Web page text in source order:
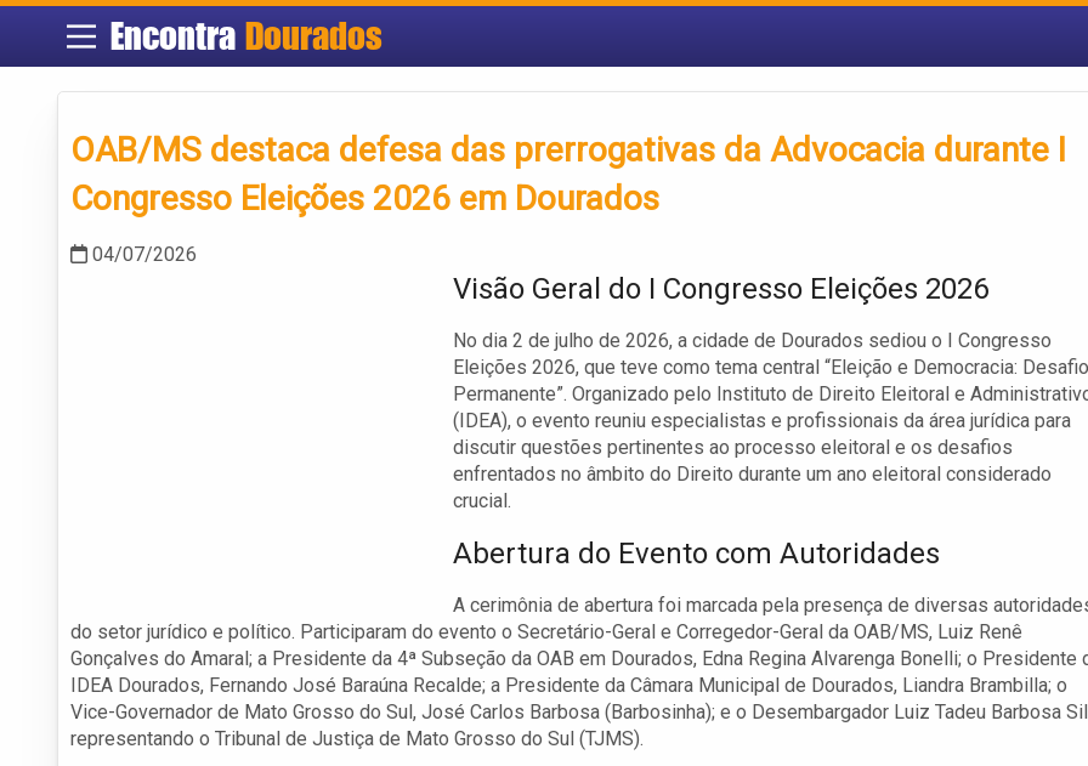
Encontra Dourados
OAB/MS destaca defesa das prerrogativas da Advocacia durante I
Congresso Eleições 2026 em Dourados
04/07/2026
Visão Geral do I Congresso Eleições 2026
No dia 2 de julho de 2026, a cidade de Dourados sediou o I Congresso
Eleições 2026, que teve como tema central “Eleição e Democracia: Desafio
Permanente”. Organizado pelo Instituto de Direito Eleitoral e
(IDEA), o evento reuniu especialistas e profissionais da área jurídica para
discutir questões pertinentes ao processo eleitoral e os desafios
enfrentados no âmbito do Direito durante um ano eleitoral considerado
crucial.
Abertura do Evento com Autoridades
A cerimônia de abertura foi marcada pela presença de diversas
do setor jurídico e político. Participaram do evento o Secretário-Geral e Corregedor-Geral da OAB/MS, Luiz Renê
Gonçalves do Amaral; a Presidente da 4ª Subseção da OAB em Dourados, Edna Regina Alvarenga Bonelli; o Presidente
IDEA Dourados, Fernando José Baraúna Recalde; a Presidente da Câmara Municipal de Dourados, Liandra Brambilla; o
Vice-Governador de Mato Grosso do Sul, José Carlos Barbosa (Barbosinha); e o Desembargador Luiz Tadeu Barbosa
representando o Tribunal de Justiça de Mato Grosso do Sul (TJMS).